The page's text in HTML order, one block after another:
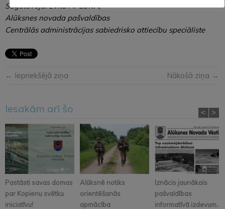
Sagatavoja: Evita APLOKA,
Alūksnes novada pašvaldības
Centrālās administrācijas sabiedrisko attiecību speciāliste
← Iepriekšējā ziņa Nākošā ziņa →
Iesakām arī šo
Pastāsti savas domas
par Kopienu svētku
iniciatīvu!
Alūksnē notiks
orientēšanās
apmācība
Iznācis jaunākais
pašvaldības
informatīvā izdevum...
< >